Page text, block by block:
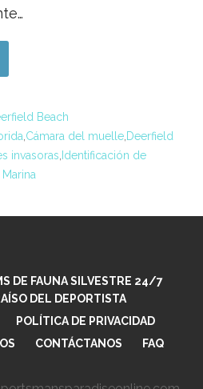
Beach
Cámara del muelle Deerfield
invasoras Identificación de
DE FAUNA SILVESTRE 24/7
DEL DEPORTISTA
POLÍTICA DE PRIVACIDAD
CONTÁCTANOS FAQ